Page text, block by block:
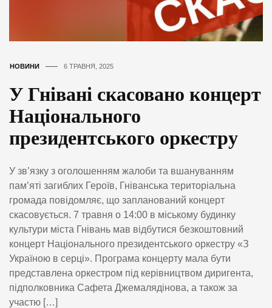
НОВИНИ 6 ТРАВНЯ, 2025
У Гнівані скасовано концерт
Національного
президентського оркестру
У зв’язку з оголошенням жалоби та вшануванням
пам’яті загиблих Героїв, Гніванська територіальна
громада повідомляє, що запланований концерт
скасовується. 7 травня о 14:00 в міському будинку
культури міста Гнівань мав відбутися безкоштовний
концерт Національного президентського оркестру «З
Україною в серці». Програма концерту мала бути
представлена оркестром під керівництвом диригента,
підполковника Сафета Джемалядінова, а також за
участю […]